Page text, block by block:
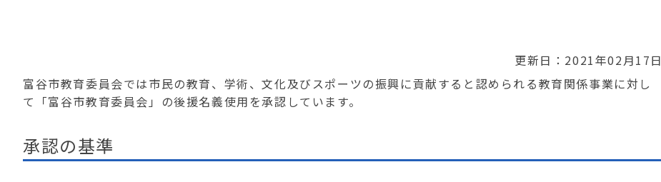
更新日：2021年02月17日
富谷市教育委員会では市民の教育、学術、文化及びスポーツの振興に貢献すると認められる教育関係事業に対し
て「富谷市教育委員会」の後援名義使用を承認しています。
承認の基準